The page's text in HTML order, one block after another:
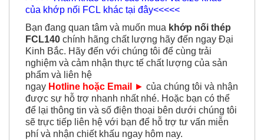
của khớp nối FCL khác tại đây<<<<<
Bạn đang quan tâm và muốn mua khớp nối thép
FCL140 chính hãng chất lượng hãy đến ngay Đại
Kinh Bắc. Hãy đến với chúng tôi để cùng trải
nghiệm và cảm nhận thực tế chất lượng của sản
phẩm và liên hệ
ngay Hotline hoặc Email ► của chúng tôi và nhận
được sự hỗ trợ nhanh nhất nhé. Hoặc bạn có thể
để lại thông tin và số điện thoại bên dưới chúng tôi
sẽ trực tiếp liên hệ với bạn để hỗ trợ tư vấn miễn
phí và nhận chiết khấu ngay hôm nay.